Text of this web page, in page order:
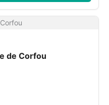
de Corfou